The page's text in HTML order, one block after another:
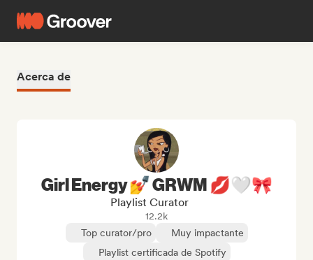
Acerca de
Girl Energy 💅 GRWM 💋🤍🎀
Playlist Curator
12.2k
Top curator/pro
Muy impactante
Playlist certificada de Spotify